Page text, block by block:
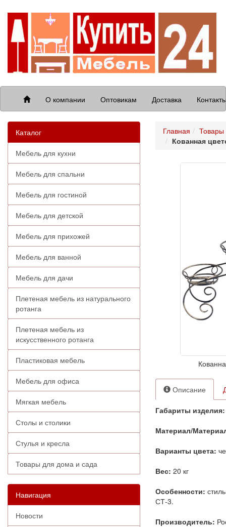
О компании Оптовикам Доставка
Каталог
Мебель для кухни
Мебель для спальни
Мебель для гостиной
Мебель для детской
Мебель для прихожей
Мебель для ванной
Мебель для дачи
Плетеная мебель из натурального
ротанга
Плетеная мебель из
искусственного ротанга
Пластиковая мебель
Мебель для офиса
Мягкая мебель
Столы и столики
Стулья и кресла
Товары для дома и сада
Навигация
Новости
Главная
Товары
Кованная
Описание
Габариты изделия:
Материал/
Варианты цвета:
Вес: 20 кг
Особенности:
СТ-3.
Производитель: